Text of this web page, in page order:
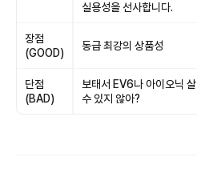
실용성을 선사합니다.
장점
(GOOD)
동급 최강의 상품성
단점
(BAD)
보태서 EV6나 아이오닉 살
수 있지 않아?